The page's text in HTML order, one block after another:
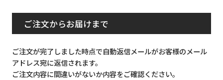
ご注文からお届けまで
ご注文が完了しました時点で自動返信メールがお客様のメール
アドレス宛に返信されます。
ご注文内容に間違いがないか内容をご確認ください。